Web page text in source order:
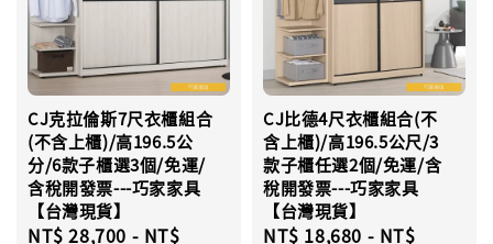
CJ克拉倫斯7尺衣櫃組合
(不含上櫃)/高196.5公
分/6款子櫃選3個/免運/
含稅開發票---巧家家具
【台灣現貨】
Regular
NT$ 28,700 - NT$
CJ比德4尺衣櫃組合(不
含上櫃)/高196.5公尺/3
款子櫃任選2個/免運/含
稅開發票---巧家家具
【台灣現貨】
Regular
NT$ 18,680 - NT$